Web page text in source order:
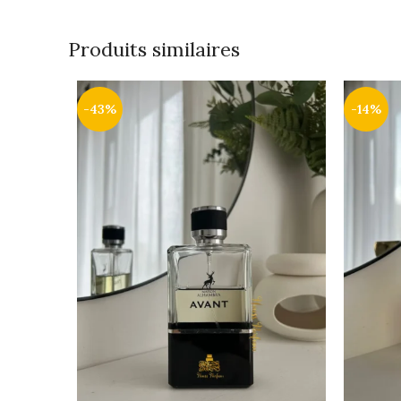
Produits similaires
-43% -14%